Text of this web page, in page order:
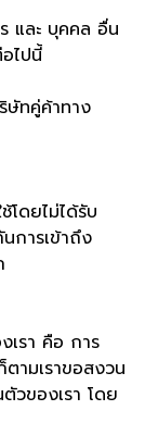
และ บุคคล อื่น
ไปนี้
ทคู่ค้าทาง
โดยไม่ได้รับ
การเข้าถึง
เรา คือ การ
ามเราขอสงวน
วของเรา โดย